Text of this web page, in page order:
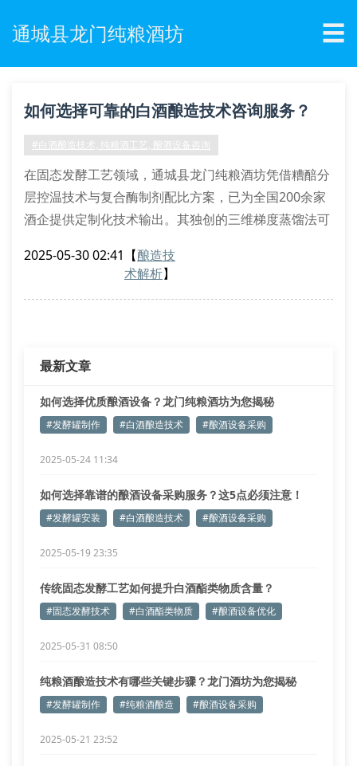
通城县龙门纯粮酒坊 ☰
如何选择可靠的白酒酿造技术咨询服务？
#白酒酿造技术, 纯粮酒工艺, 酿酒设备咨询
在固态发酵工艺领域，通城县龙门纯粮酒坊凭借糟醅分
层控温技术与复合酶制剂配比方案，已为全国200余家
酒企提供定制化技术输出。其独创的三维梯度蒸馏法可
测认证。
以己酸乙酯含量为例，需控制在
2025-05-30 02:41 【酿造技
术解析】
最新文章
如何选择优质酿酒设备？龙门纯粮酒坊为您揭秘
#发酵罐制作 #白酒酿造技术 #酿酒设备采购
2025-05-24 11:34
如何选择靠谱的酿酒设备采购服务？这5点必须注意！
#发酵罐安装 #白酒酿造技术 #酿酒设备采购
2025-05-19 23:35
传统固态发酵工艺如何提升白酒酯类物质含量？
#固态发酵技术 #白酒酯类物质 #酿酒设备优化
2025-05-31 08:50
纯粮酒酿造技术有哪些关键步骤？龙门酒坊为您揭秘
#发酵罐制作 #纯粮酒酿造 #酿酒设备采购
2025-05-21 23:52